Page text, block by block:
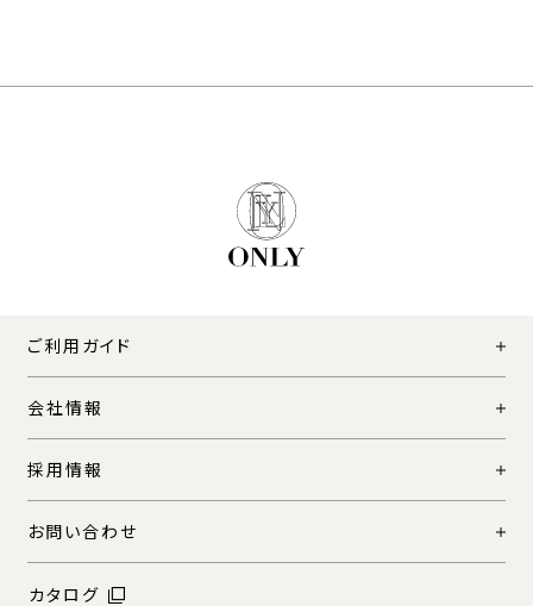
ご利用ガイド
会社情報
採用情報
お問い合わせ
カタログ